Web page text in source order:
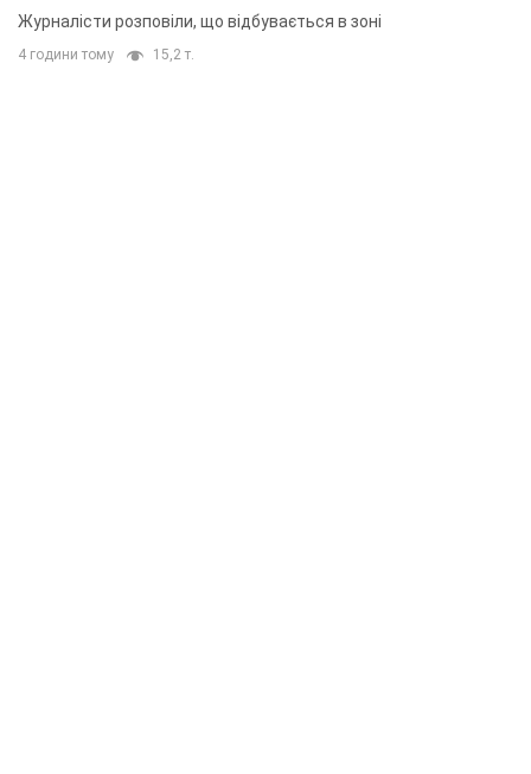
Журналісти розповіли, що відбувається в зоні
4 години тому 15,2 т.